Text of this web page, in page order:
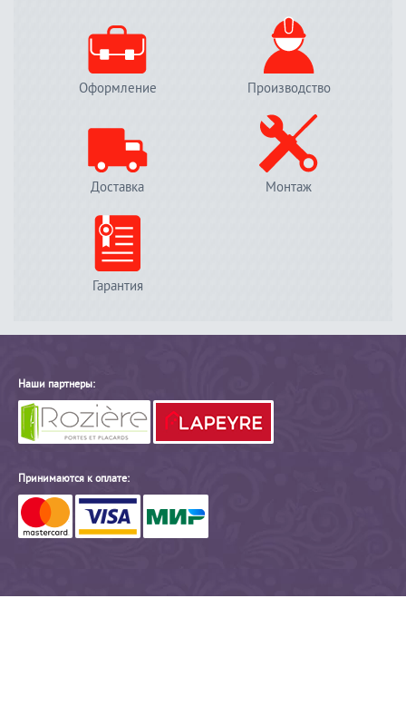
Оформление Производство
Доставка Монтаж
Гарантия
Наши партнеры:
Принимаются к оплате: